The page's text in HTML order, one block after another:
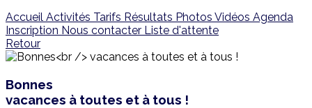
Accueil Activités Tarifs Résultats Photos Vidéos Agenda
Inscription Nous contacter Liste d'attente
Retour
Bonnes
vacances à toutes et à tous !